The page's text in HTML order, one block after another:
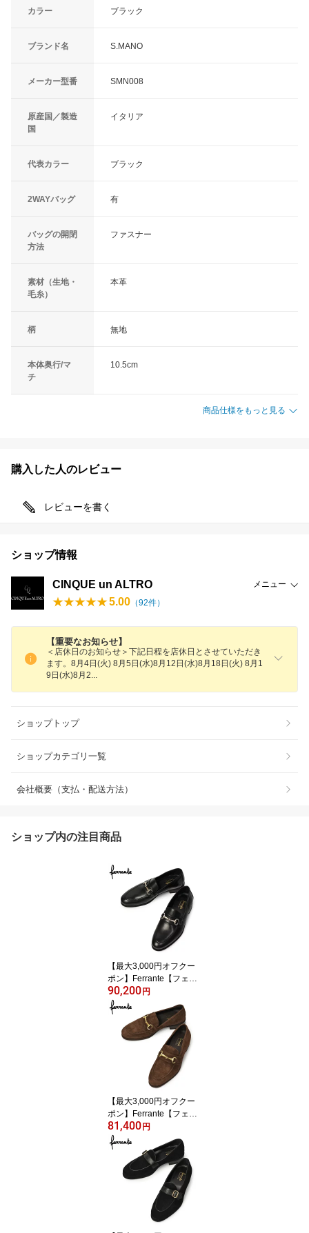
カラー ブラック
ブランド名 S.MANO
メーカー型番 SMN008
原産国／製造
国
イタリア
代表カラー ブラック
2WAYバッグ 有
バッグの開閉
方法
ファスナー
素材（生地・
毛糸）
本革
柄 無地
本体奥行/マ
チ
10.5cm
商品仕様をもっと見る
購入した人のレビュー
レビューを書く
ショップ情報
CINQUE un ALTRO メニュー
5.00 （92件）
【重要なお知らせ】
＜店休日のお知らせ＞下記日程を店休日とさせていただき
ます。8月4日(火) 8月5日(水)8月12日(水)8月18日(火) 8月1
9日(水)8月 2
ショップトップ
ショップカテゴリ一覧
会社概要（支払・配送方法）
ショップ内の注目商品
【最大3,000円オフクー
ポン】Ferrante【フェラ
ンテ】ビットローファー
SELE ETON VITELLO N
ERO 010 カーフ ブラッ
90,200 円
【最大3,000円オフクー
ポン】Ferrante【フェラ
ンテ】ビットローファー
SELE ETON CAMOSCIO
TARTUFO 010 スエード
トリュフブラウン
81,400 円